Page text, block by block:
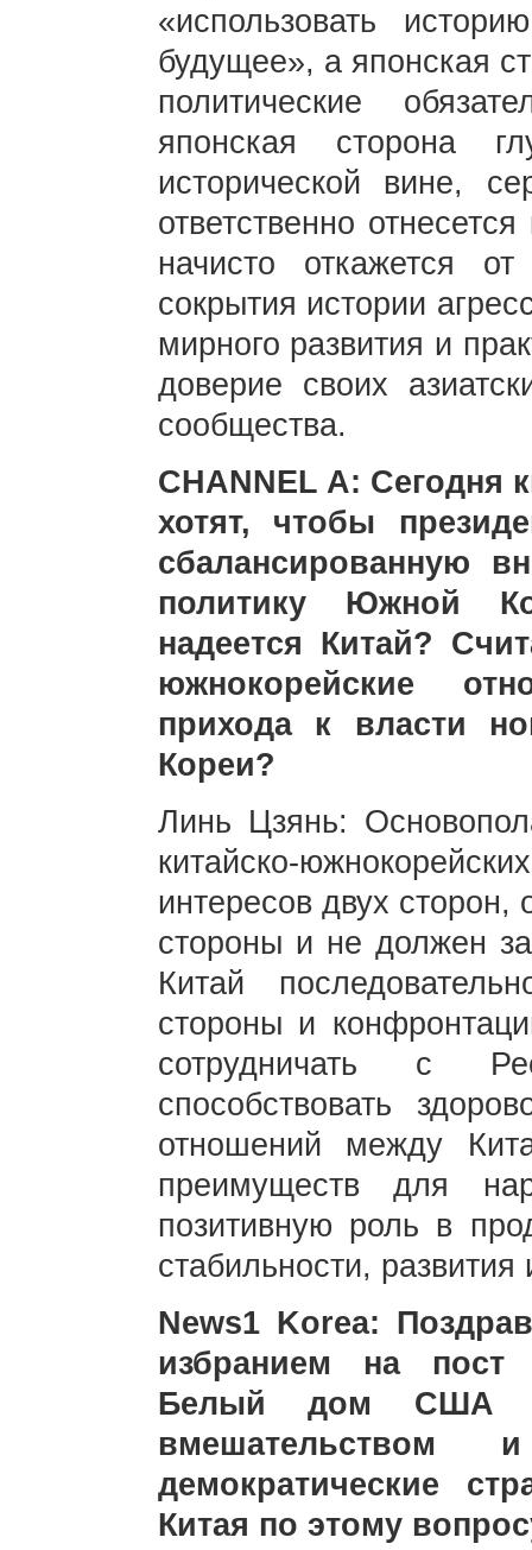
«использовать
будущее», а японская
политические
японская сторона
исторической вине,
ответственно
начисто откажется
сокрытия истории
мирного развития и
доверие своих
сообщества.
CHANNEL A: Сегодня
хотят, чтобы
сбалансированную
политику Южной
надеется Китай?
южнокорейские
прихода к власти
Кореи?
Линь Цзянь:
китайско-
интересов двух сторон,
стороны и не должен
Китай
стороны и
сотрудничать с
способствовать
отношений между
преимуществ для
позитивную роль в
стабильности, развития
News1 Korea:
избранием на пост
Белый дом США
демократические
Китая по этому